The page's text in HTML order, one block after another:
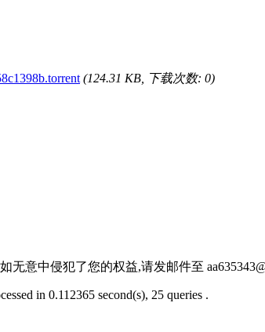
(124.31 KB, 下载次数: 0)
无意中侵犯了您的权益,请发邮件至
in 0.112365 second(s), 25 queries .